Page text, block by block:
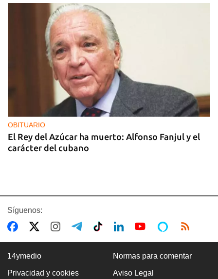
OBITUARIO
El Rey del Azúcar ha muerto: Alfonso Fanjul y el
carácter del cubano
Síguenos:
14ymedio Normas para comentar
Privacidad y cookies Aviso Legal